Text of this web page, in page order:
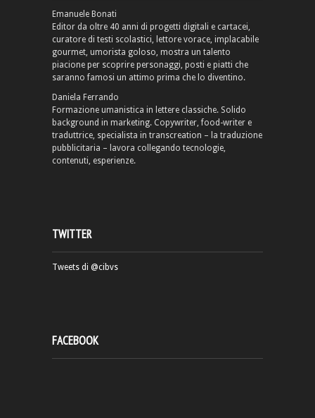
Emanuele Bonati
Editor da oltre 40 anni di progetti digitali e cartacei,
curatore di testi scolastici, lettore vorace, implacabile
gourmet, umorista goloso, mostra un talento
piacione per scoprire personaggi, posti e piatti che
saranno famosi un attimo prima che lo diventino.
Daniela Ferrando
Formazione umanistica in lettere classiche. Solido
background in marketing. Copywriter, food-writer e
traduttrice, specialista in transcreation – la traduzione
pubblicitaria – lavora collegando tecnologie,
contenuti, esperienze.
TWITTER
Tweets di @cibvs
FACEBOOK